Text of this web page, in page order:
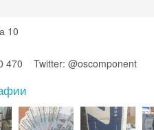
10
470 Twitter: @oscomponent